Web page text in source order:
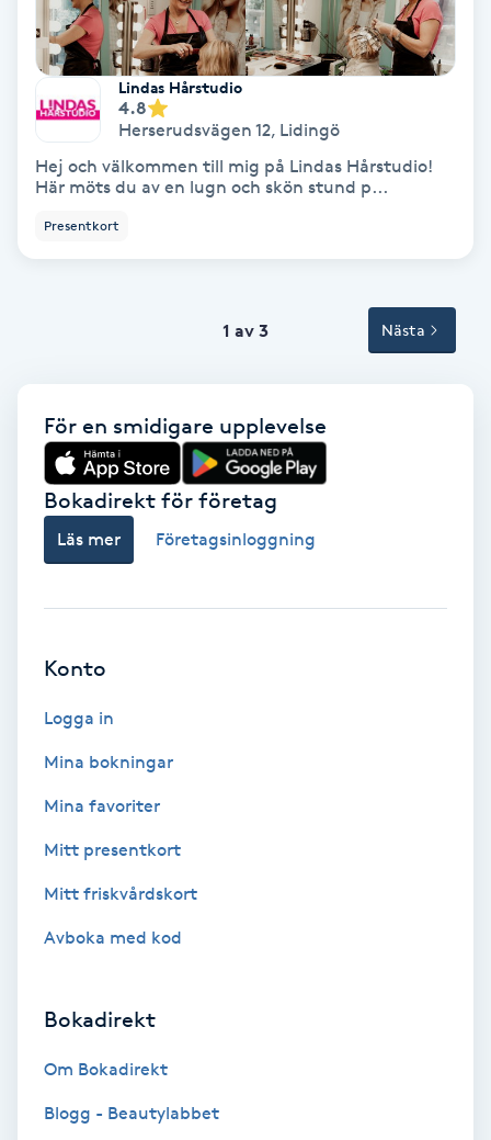
Spa-pedikyr
Spraytan
Tuina-massage
Taktil massage
Tandblekning
Tandläkare
Tatuering
Tatueringsborttagning
Thaimassage
Lindas Hårstudio
4.8
Herserudsvägen 12, Lidingö
Hej och välkommen till mig på Lindas Hårstudio!
Här möts du av en lugn och skön stund p...
Presentkort
1 av 3 Nästa
För en smidigare upplevelse
Bokadirekt för företag
Läs mer Företagsinloggning
Konto
Logga in
Mina bokningar
Mina favoriter
Mitt presentkort
Mitt friskvårdskort
Avboka med kod
Bokadirekt
Om Bokadirekt
Blogg - Beautylabbet